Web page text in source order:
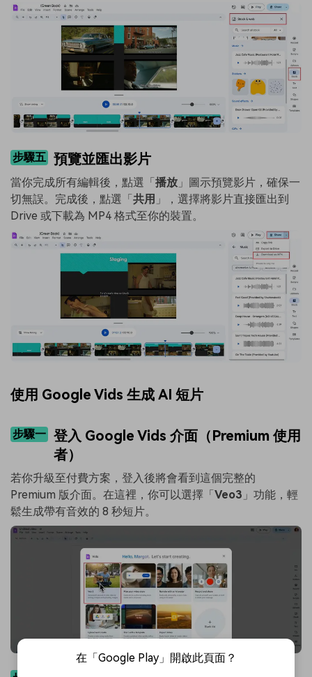
步驟五 預覽並匯出影片
當你完成所有編輯後，點選「播放 」圖示預覽影片，確保一
切無誤。完成後，點選「共用 」，選擇將影片直接匯出到
Drive 或下載為 MP4 格式至你的裝置。
使用 Google Vids 生成 AI 短片
步驟一 登入 Google Vids 介面（Premium 使用
者）
若你升級至付費方案，登入後將會看到這個完整的
Premium 版介面。在這裡，你可以選擇「Veo3 」功能，輕
鬆生成帶有音效的 8 秒短片。
在「Google Play」開啟此頁面？